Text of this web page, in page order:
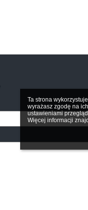
Ta strona
wyrażasz zgodę na
ustawieniami
Więcej informacji